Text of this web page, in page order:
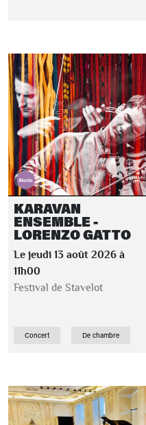
KARAVAN
ENSEMBLE -
LORENZO GATTO
Le jeudi 13 août 2026 à
11h00
Festival de Stavelot
Concert De chambre